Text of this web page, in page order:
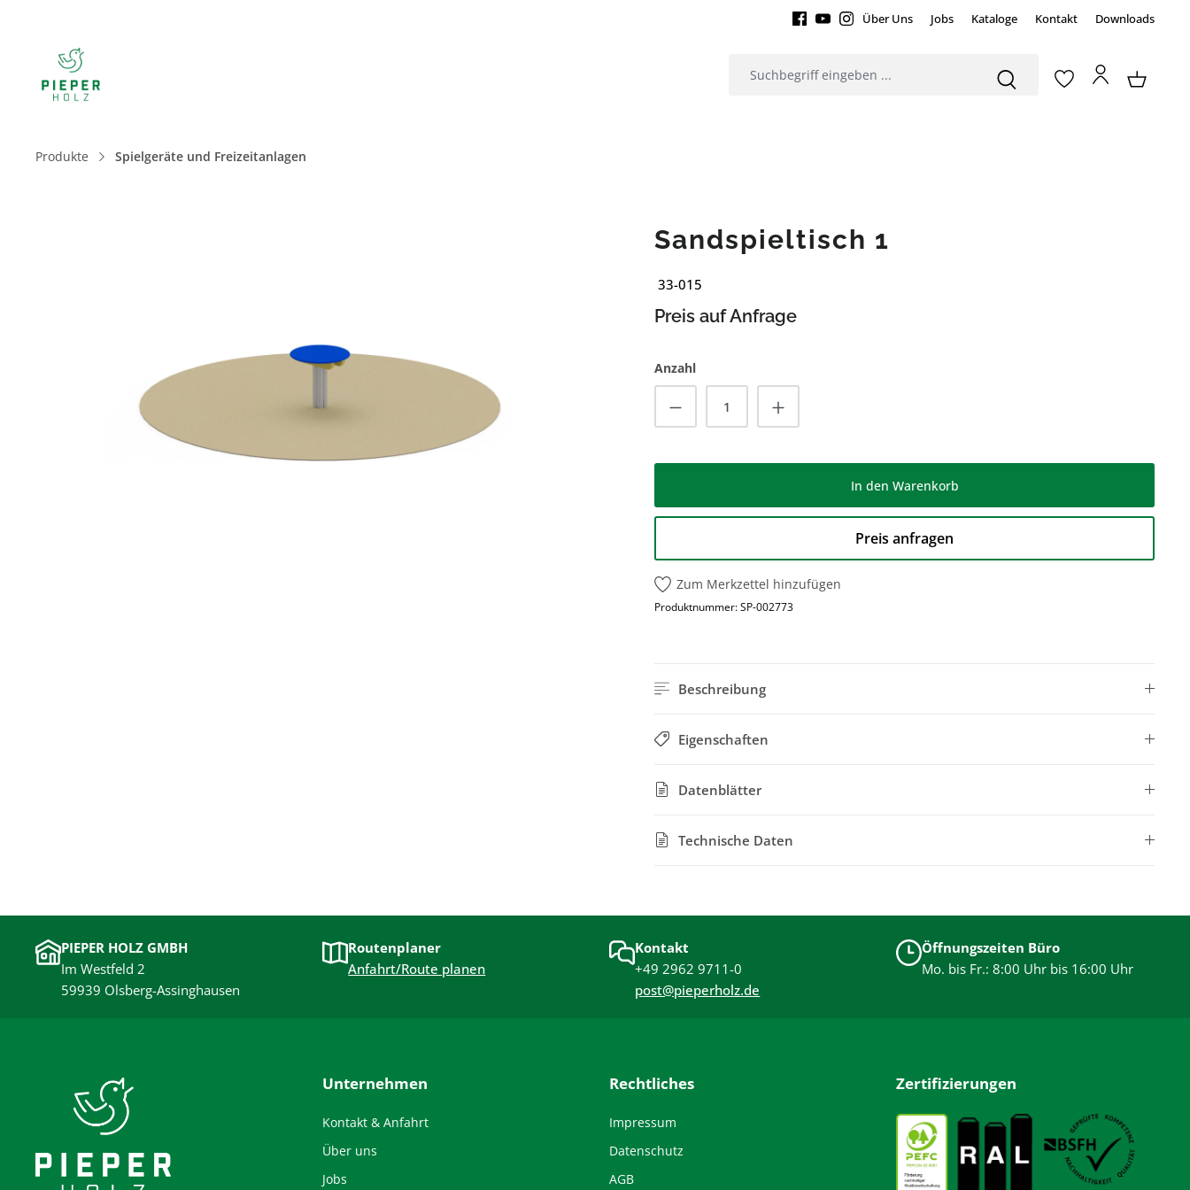
Über Uns Jobs Kataloge Kontakt Downloads
Produkte Spielgeräte und Freizeitanlagen
Sandspieltisch 1
33-015
Preis auf Anfrage
Anzahl
Produkt Anzahl: Gib den gewünschten Wert ein
In den Warenkorb
Preis anfragen
Zum Merkzettel hinzufügen
Produktnummer:SP-002773
Beschreibung
Eigenschaften
Datenblätter
Technische Daten
PIEPER HOLZ GMBH
Im Westfeld 2
59939 Olsberg-Assinghausen
Routenplaner
Anfahrt/Route planen
Kontakt
+49 2962 9711-0
post@pieperholz.de
Öffnungszeiten Büro
Mo. bis Fr.: 8:00 Uhr bis 16:00 Uhr
Unternehmen
Kontakt & Anfahrt
Über uns
Jobs
Rechtliches
Impressum
Datenschutz
AGB
Zertifizierungen